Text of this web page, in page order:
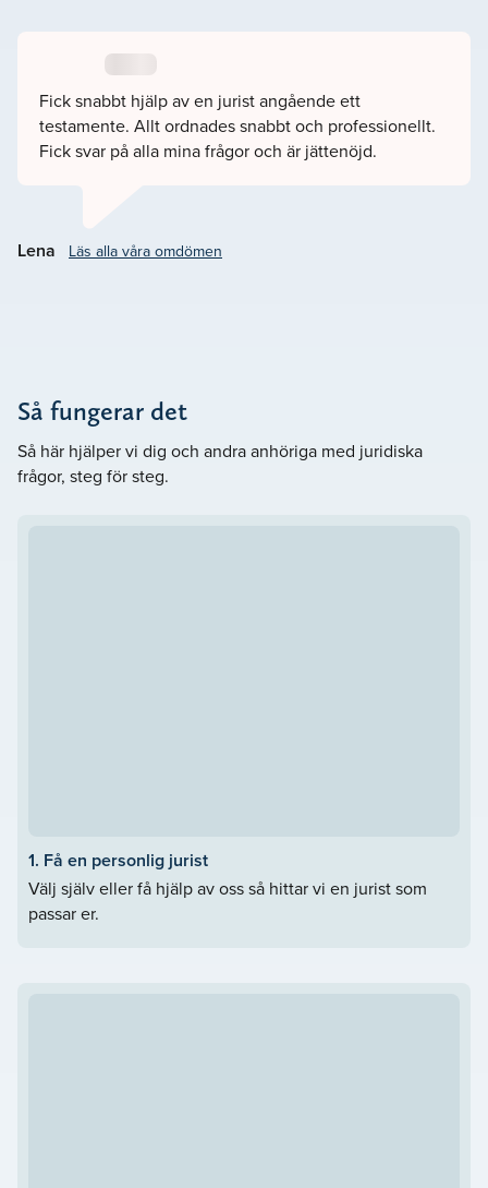
Du kan själva välja jurist på hemsidan som du tycker passar
ditt ärende. Du kan läsa juristens omdömen, se deras
schema, bakgrund och utbildning. Om du hellre vill hjälper
vi till att koppla ihop dig med en jurist som passar, fyll då i
Valdemarsvik. Vårt mål är att
Fick snabbt hjälp av en jurist angående ett
testamente. Allt ordnades snabbt och professionellt.
Fick svar på alla mina frågor och är jättenöjd.
Lena Läs alla våra omdömen
Så fungerar det
Så här hjälper vi dig och andra anhöriga med juridiska
frågor, steg för steg.
1. Få en personlig jurist
Välj själv eller få hjälp av oss så hittar vi en jurist som
passar er.